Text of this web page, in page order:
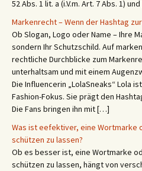
52 Abs. 1 lit. a (i.V.m. Art. 7 Abs. 1)
Markenrecht – Wenn der Hashtag
Ob Slogan, Logo oder Name – Ihre
sondern Ihr Schutzschild. Auf
rechtliche Durchblicke zum
unterhaltsam und mit einem
Die Influencerin „LolaSneaks“ Lola
Fashion-Fokus. Sie prägt den
Die Fans bringen ihn mit […]
Was ist eefektiver, eine Wortmarke
schützen zu lassen?
Ob es besser ist, eine Wortmarke
schützen zu lassen, hängt von